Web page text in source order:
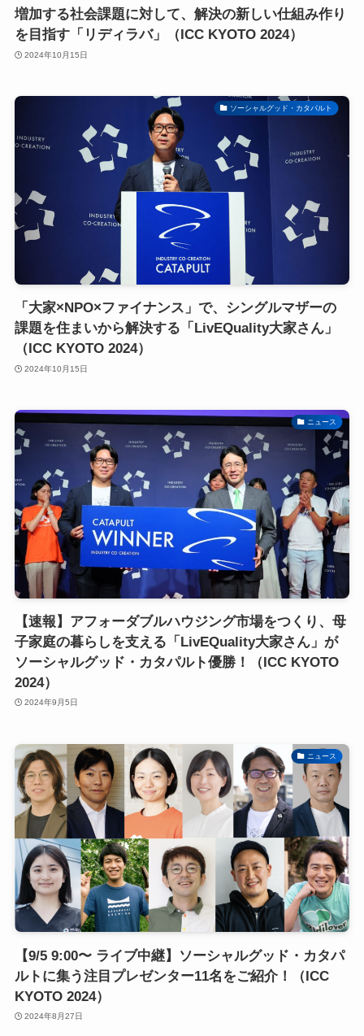
増加する社会課題に対して、解決の新しい仕組み作り
を目指す「リディラバ」（ICC KYOTO 2024）
2024年10月15日
ソーシャルグッド・カタパルト
「大家×NPO×ファイナンス」で、シングルマザーの
課題を住まいから解決する「LivEQuality大家さん」
（ICC KYOTO 2024）
2024年10月15日
ニュース
【速報】アフォーダブルハウジング市場をつくり、母
子家庭の暮らしを支える「LivEQuality大家さん」が
ソーシャルグッド・カタパルト優勝！（ICC KYOTO
2024）
2024年9月5日
ニュース
【9/5 9:00〜 ライブ中継】ソーシャルグッド・カタパ
ルトに集う注目プレゼンター11名をご紹介！（ICC
KYOTO 2024）
2024年8月27日